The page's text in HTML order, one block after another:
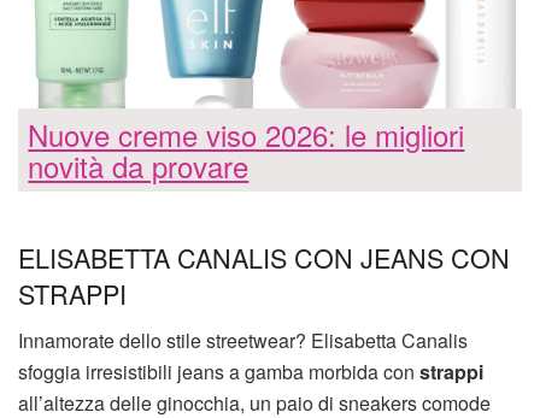
Nuove creme viso 2026: le migliori
novità da provare
ELISABETTA CANALIS CON JEANS CON
STRAPPI
Innamorate dello stile streetwear? Elisabetta Canalis
sfoggia irresistibili jeans a gamba morbida con strappi
all’altezza delle ginocchia, un paio di sneakers comode